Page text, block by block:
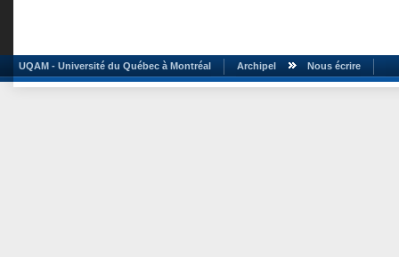
UQAM - Université du Québec à Montréal Archipel Nous écrire